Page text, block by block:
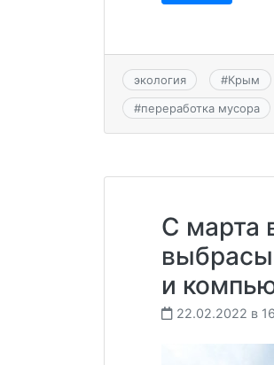
экология #Крым
#переработка мусора
С марта
и
22.02.2022 в